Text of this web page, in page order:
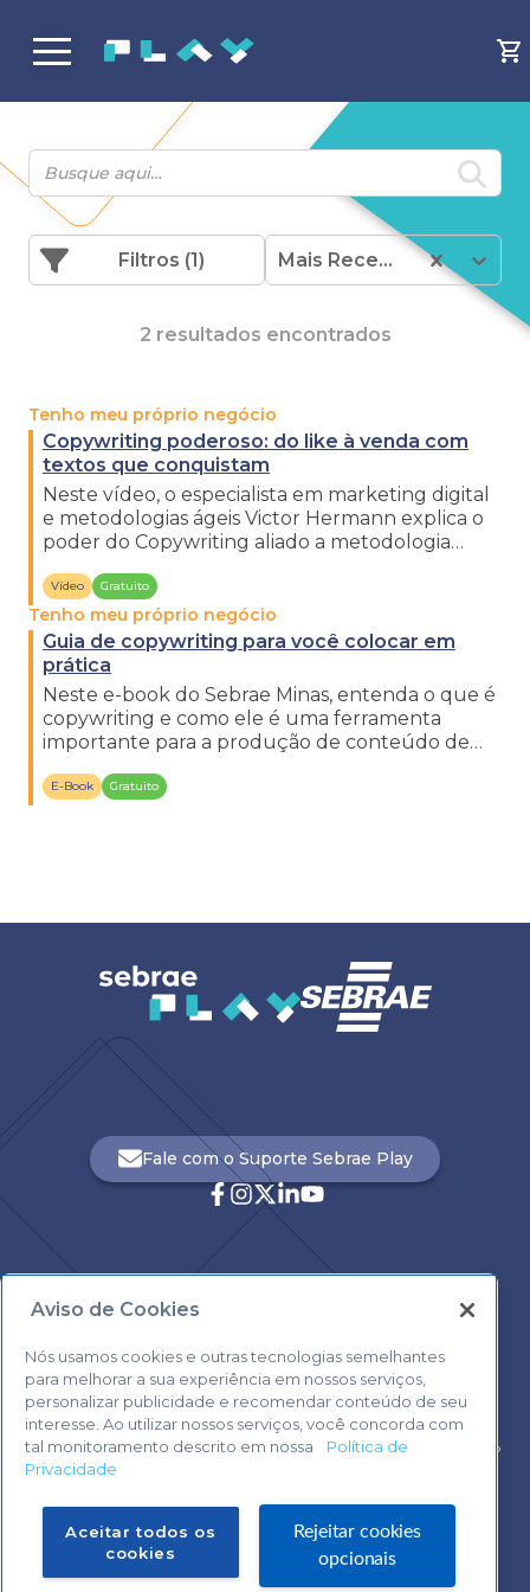
Filtros (1) Mais Recentes
2 resultados encontrados
Tenho meu próprio negócio
Copywriting poderoso: do like à venda com
textos que conquistam
Neste vídeo, o especialista em marketing digital
e metodologias ágeis Victor Hermann explica o
poder do Copywriting aliado a metodologia
Vídeo Gratuito
Tenho meu próprio negócio
Guia de copywriting para você colocar em
prática
Neste e-book do Sebrae Minas, entenda o que é
copywriting e como ele é uma ferramenta
importante para a produção de conteúdo de
E-Book Gratuito
0800 570 0800
Fale com o Suporte Sebrae Play
Voltar ao topo
Aviso de Cookies
Nós usamos cookies e outras tecnologias semelhantes
para melhorar a sua experiência em nossos serviços,
personalizar publicidade e recomendar conteúdo de seu
interesse. Ao utilizar nossos serviços, você concorda com
tal monitoramento descrito em nossa
Política de
Privacidade
Aceitar todos os
cookies
Rejeitar cookies
opcionais